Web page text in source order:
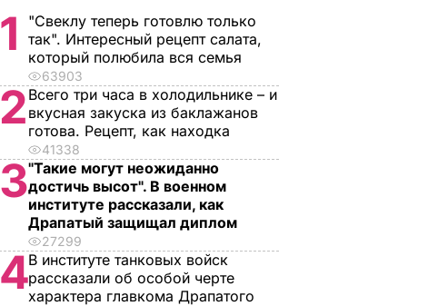
1
"Свеклу теперь готовлю только
так". Интересный рецепт салата,
который полюбила вся семья
63903
2 Всего три часа в холодильнике – и
вкусная закуска из баклажанов
готова. Рецепт, как находка
41338
3"Такие могут неожиданно
достичь высот". В военном
институте рассказали, как
Драпатый защищал диплом
27299
4В институте танковых войск
рассказали об особой черте
характера главкома Драпатого